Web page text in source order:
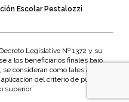
Escolar Pestalozzi
Legislativo Nº 1372 y su
a los beneficiarios finales bajo
consideran como tales a los
del criterio de puesto
superior.